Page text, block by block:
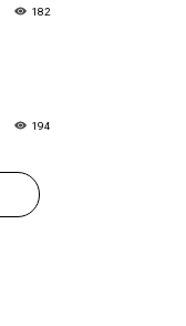
182
194